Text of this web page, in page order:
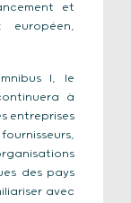
et
européen,
I, le
à
entreprises
des pays
avec